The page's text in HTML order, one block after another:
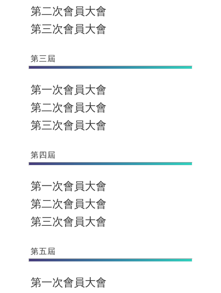
第二次會員大會
第三次會員大會
第三屆
第一次會員大會
第二次會員大會
第三次會員大會
第四屆
第一次會員大會
第二次會員大會
第三次會員大會
第五屆
第一次會員大會